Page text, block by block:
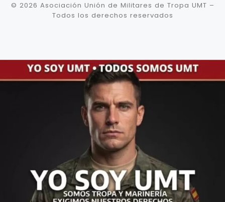
© 2026 Asociación Unión de Militares de Tropa UMT –
Todos los derechos reservados